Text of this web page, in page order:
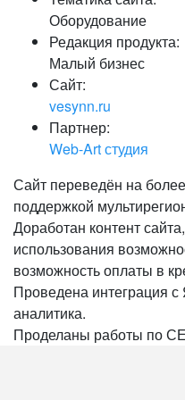
Оборудование
Редакция продукта:
Малый бизнес
Сайт:
vesynn.ru
Партнер:
Web-Art студия
Сайт переведён на
поддержкой
Доработан контент
использования
возможность оплаты в
Проведена интеграция
аналитика.
Проделаны работы по